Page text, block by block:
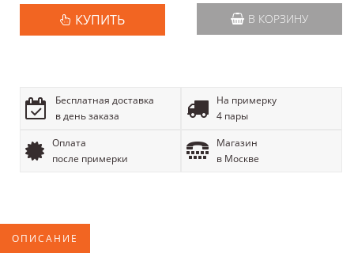
КУПИТЬ В КОРЗИНУ
Бесплатная доставка
в день заказа
На примерку
4 пары
Оплата
после примерки
Магазин
в Москве
ОПИСАНИЕ